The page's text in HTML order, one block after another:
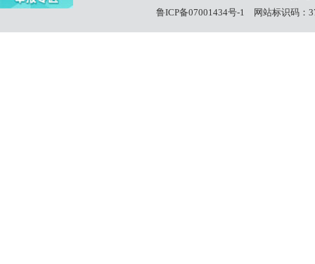
鲁ICP备07001434号-1
网站标识码：